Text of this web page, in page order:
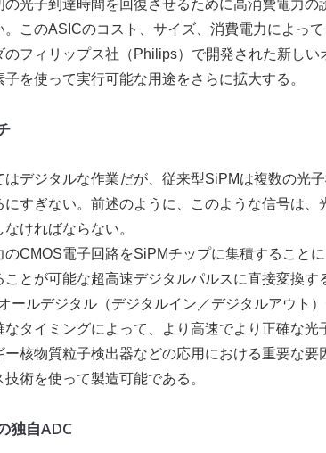
の光子到達時間を回復させるために高消費電力
このASICのコスト、サイズ、消費電力によっ
のフィリップス社（Philips）で開発された新し
を使って実行可能な用途をさらに拡大する。
デジタルな作業だが、従来型SiPMは複数の光
にすぎない。前述のように、このような信号は
ければならない。
CMOS電子回路をSiPMチップに集積すること
とが可能な超高速デジタルパルスに直接変換
ールデジタル（デジタルイン／デジタルアウト
タイミングによって、より高速でより正確な
ー核物質粒子検出器などの応用における重要な
術を使って製造可能である。
独自ADC